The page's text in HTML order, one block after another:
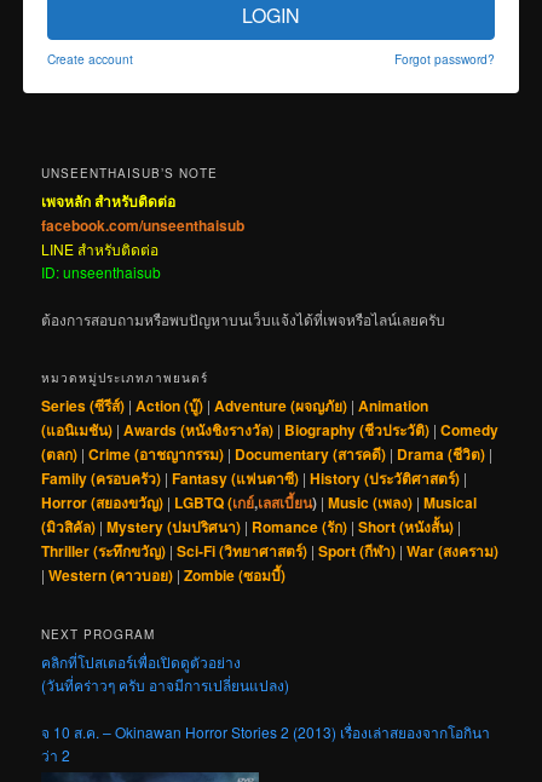
LOGIN
Create account Forgot password?
UNSEENTHAISUB’S NOTE
เพจหลัก สำหรับติดต่อ
facebook.com/unseenthaisub
LINE สำหรับติดต่อ
ID: unseenthaisub
ต้องการสอบถามหรือพบปัญหาบนเว็บแจ้งได้ที่เพจหรือไลน์เลยครับ
หมวดหมู่ประเภทภาพยนตร์
Series (ซีรีส์) |Action (บู๊) |Adventure (ผจญภัย) |Animation
(แอนิเมชัน) |Awards (หนังชิงรางวัล) | Biography (ชีวประวัติ) |Comedy
(ตลก) |Crime (อาชญากรรม) | Documentary (สารคดี) | Drama (ชีวิต) |
Family (ครอบครัว) |Fantasy (แฟนตาซี) |History (ประวัติศาสตร์) |
Horror (สยองขวัญ) | LGBTQ (เกย์,เลสเบี้ยน) |Music (เพลง) |Musical
(มิวสิคัล) |Mystery (ปมปริศนา) | Romance (รัก) |Short (หนังสั้น) |
Thriller (ระทึกขวัญ) |Sci-Fi (วิทยาศาสตร์) |Sport (กีฬา) |War (สงคราม)
|Western (คาวบอย) |Zombie (ซอมบี้)
NEXT PROGRAM
คลิกที่โปสเตอร์เพื่อเปิดดูตัวอย่าง
(วันที่คร่าวๆ ครับ อาจมีการเปลี่ยนแปลง)
จ 10 ส.ค. – Okinawan Horror Stories 2 (2013) เรื่องเล่าสยองจากโอกินา
ว่า 2